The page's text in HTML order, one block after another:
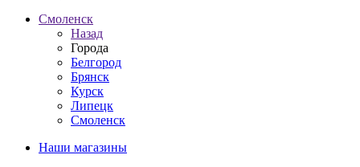
Смоленск
Назад
Города
Белгород
Брянск
Курск
Липецк
Смоленск
Наши магазины